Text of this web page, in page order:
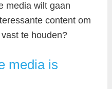
media wilt gaan
content om
te houden?
media is